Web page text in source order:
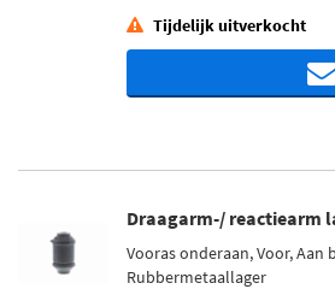
Tijdelijk uitverkocht
Draagarm-/ reactiearm
Vooras onderaan, Voor, Aan
Rubbermetaallager